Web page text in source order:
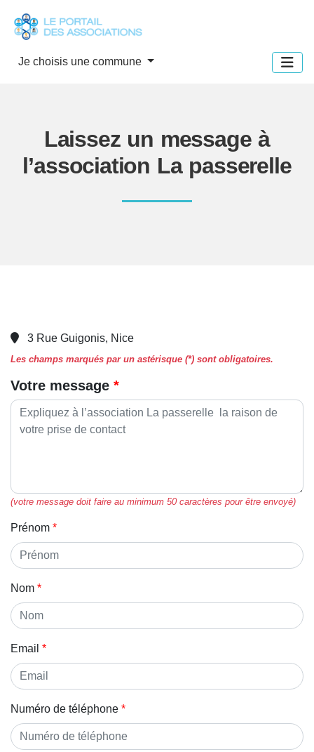
Je choisis une commune
Laissez un message à
l’association La passerelle
3 Rue Guigonis, Nice
Les champs marqués par un astérisque (*) sont obligatoires.
Votre message
(votre message doit faire au minimum 50 caractères pour être envoyé)
Prénom
Nom
Email
Numéro de téléphone